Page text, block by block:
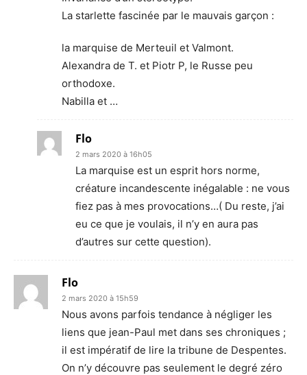
La starlette fascinée par le mauvais garçon :
la marquise de Merteuil et Valmont.
Alexandra de T. et Piotr P, le Russe peu
orthodoxe.
Nabilla et …
Flo
2 mars 2020 à 16h05
La marquise est un esprit hors norme,
créature incandescente inégalable : ne vous
fiez pas à mes provocations…( Du reste, j’ai
eu ce que je voulais, il n’y en aura pas
d’autres sur cette question).
Flo
2 mars 2020 à 15h59
Nous avons parfois tendance à négliger les
liens que jean-Paul met dans ses chroniques ;
il est impératif de lire la tribune de Despentes.
On n’y découvre pas seulement le degré zéro